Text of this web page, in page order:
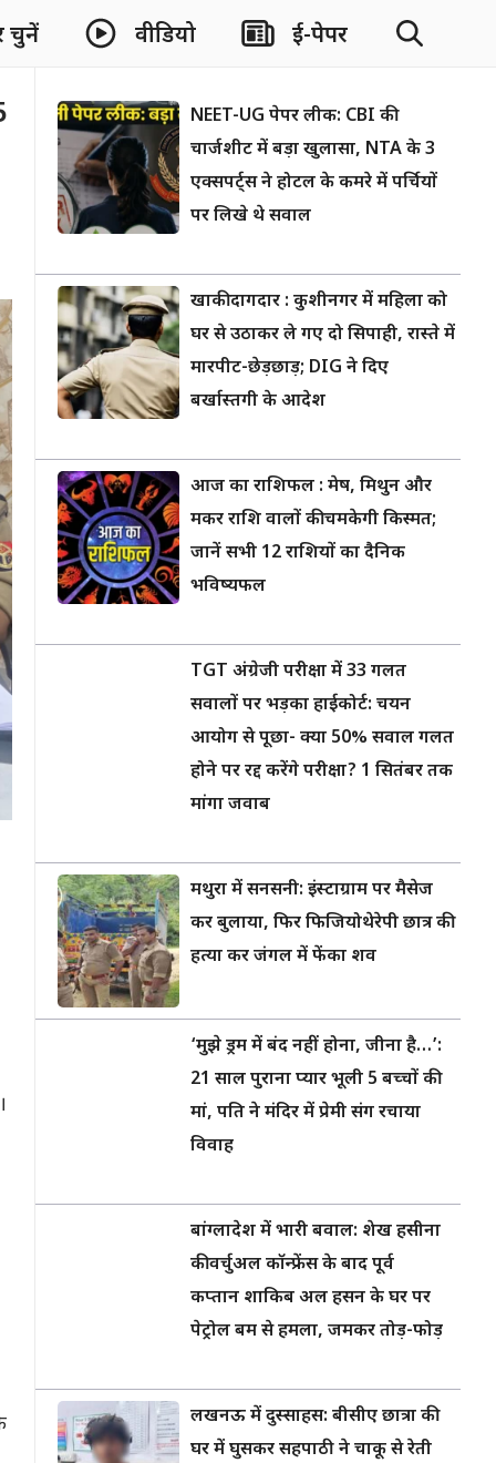
चुनें वीडियो ई-पेपर
NEET-UG पेपर लीक: CBI की
चार्जशीट में बड़ा खुलासा, NTA के 3
एक्सपर्ट्स ने होटल के कमरे में पर्चियों
पर लिखे थे सवाल
खाकी दागदार : कुशीनगर में महिला को
घर से उठाकर ले गए दो सिपाही, रास्ते में
मारपीट-छेड़छाड़; DIG ने दिए
बर्खास्तगी के आदेश
आज का राशिफल : मेष, मिथुन और
मकर राशि वालों की चमकेगी किस्मत;
जानें सभी 12 राशियों का दैनिक
भविष्यफल
TGT अंग्रेजी परीक्षा में 33 गलत
सवालों पर भड़का हाईकोर्ट: चयन
आयोग से पूछा- क्या 50% सवाल गलत
होने पर रद्द करेंगे परीक्षा? 1 सितंबर तक
मांगा जवाब
मथुरा में सनसनी: इंस्टाग्राम पर मैसेज
कर बुलाया, फिर फिजियोथेरेपी छात्र की
हत्या कर जंगल में फेंका शव
‘मुझे ड्रम में बंद नहीं होना, जीना है…’:
21 साल पुराना प्यार भूली 5 बच्चों की
मां, पति ने मंदिर में प्रेमी संग रचाया
विवाह
बांग्लादेश में भारी बवाल: शेख हसीना
की वर्चुअल कॉन्फ्रेंस के बाद पूर्व
कप्तान शाकिब अल हसन के घर पर
पेट्रोल बम से हमला, जमकर तोड़-फोड़
लखनऊ में दुस्साहस: बीसीए छात्रा की
घर में घुसकर सहपाठी ने चाकू से रेती